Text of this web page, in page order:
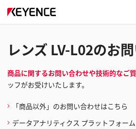
レンズ LV-L02のお
商品に関するお問い合わせや技術的なご質
ッフがお受けいたします。
「商品以外」のお問い合わせはこちら
データアナリティクス プラットフォー